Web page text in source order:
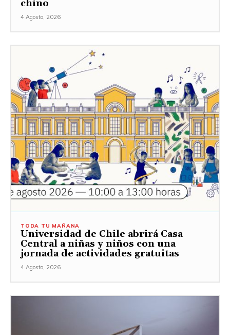
chino
4 Agosto, 2026
TODA TU MAÑANA
Universidad de Chile abrirá Casa
Central a niñas y niños con una
jornada de actividades gratuitas
4 Agosto, 2026